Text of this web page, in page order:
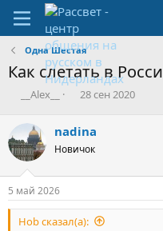
Одна Шестая
Как слетать в
т
о
р
т
е
м
ы
__Alex__
Д
а
с
з
а
н
28 сен 2020
nadina
Новичок
5 май 2026
Hob сказал(а):